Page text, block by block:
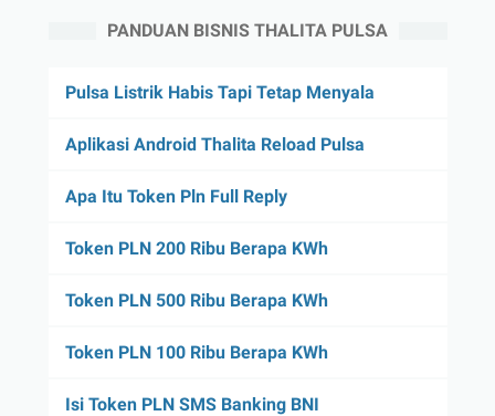
PANDUAN BISNIS THALITA PULSA
Pulsa Listrik Habis Tapi Tetap Menyala
Aplikasi Android Thalita Reload Pulsa
Apa Itu Token Pln Full Reply
Token PLN 200 Ribu Berapa KWh
Token PLN 500 Ribu Berapa KWh
Token PLN 100 Ribu Berapa KWh
Isi Token PLN SMS Banking BNI